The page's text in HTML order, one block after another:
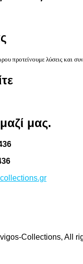
προτείνουμε λύσεις και
μαζί μας.
Collections, All